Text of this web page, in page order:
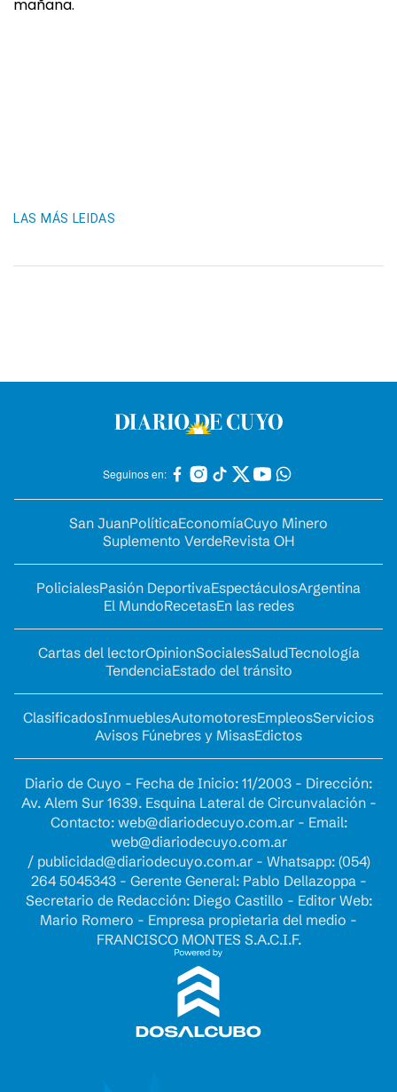
mañana.
LAS MÁS LEIDAS
Seguinos en:
San JuanPolíticaEconomíaCuyo Minero
Suplemento VerdeRevista OH
PolicialesPasión DeportivaEspectáculosArgentina
El MundoRecetasEn las redes
Cartas del lectorOpinionSocialesSaludTecnología
TendenciaEstado del tránsito
ClasificadosInmueblesAutomotoresEmpleosServicios
Avisos Fúnebres y MisasEdictos
Diario de Cuyo - Fecha de Inicio: 11/2003 - Dirección:
Av. Alem Sur 1639. Esquina Lateral de Circunvalación -
Contacto: web@diariodecuyo.com.ar- Email:
web@diariodecuyo.com.ar
/ publicidad@diariodecuyo.com.ar- Whatsapp: (054)
264 5045343 - Gerente General: Pablo Dellazoppa -
Secretario de Redacción: Diego Castillo - Editor Web:
Mario Romero - Empresa propietaria del medio -
FRANCISCO MONTES S.A.C.I.F.